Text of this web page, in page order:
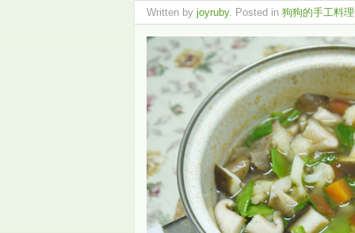
Written by joyruby. Posted in 狗狗的手工料